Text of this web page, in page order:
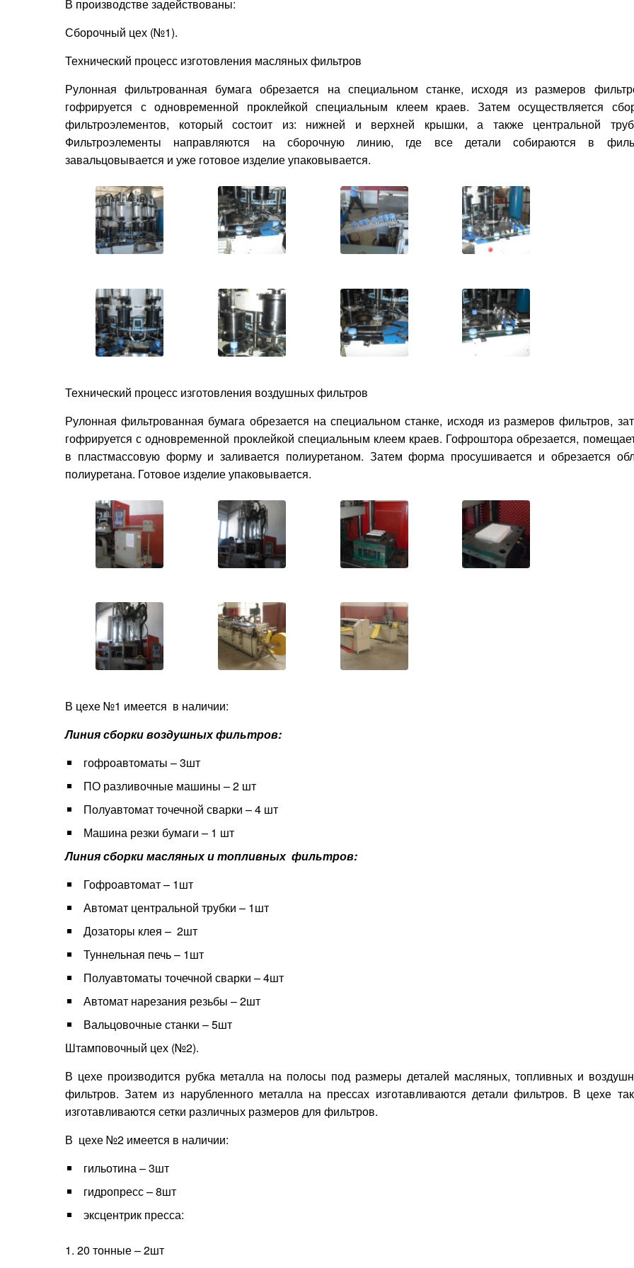
В производстве задействованы:
Сборочный цех (№1).
Технический процесс изготовления масляных фильтров
Рулонная фильтрованная бумага обрезается на специальном станке, исходя из размеров
гофрируется с одновременной проклейкой специальным клеем краев. Затем осуществляется
фильтроэлементов, который состоит из: нижней и верхней крышки, а также центральной
Фильтроэлементы направляются на сборочную линию, где все детали собираются в
завальцовывается и уже готовое изделие упаковывается.
Технический процесс изготовления воздушных фильтров
Рулонная фильтрованная бумага обрезается на специальном станке, исходя из размеров фильтров,
гофрируется с одновременной проклейкой специальным клеем краев. Гофроштора обрезается,
в пластмассовую форму и заливается полиуретаном. Затем форма просушивается и обрезается
полиуретана. Готовое изделие упаковывается.
В цехе №1 имеется в наличии:
Линия сборки воздушных фильтров:
гофроавтоматы – 3шт
ПО разливочные машины – 2 шт
Полуавтомат точечной сварки – 4 шт
Машина резки бумаги – 1 шт
Линия сборки масляных и топливных фильтров:
Гофроавтомат – 1шт
Автомат центральной трубки – 1шт
Дозаторы клея – 2шт
Туннельная печь – 1шт
Полуавтоматы точечной сварки – 4шт
Автомат нарезания резьбы – 2шт
Вальцовочные станки – 5шт
Штамповочный цех (№2).
В цехе производится рубка металла на полосы под размеры деталей масляных, топливных и
фильтров. Затем из нарубленного металла на прессах изготавливаются детали фильтров. В цехе
изготавливаются сетки различных размеров для фильтров.
В цехе №2 имеется в наличии:
гильотина – 3шт
гидропресс – 8шт
эксцентрик пресса:
20 тонные – 2шт